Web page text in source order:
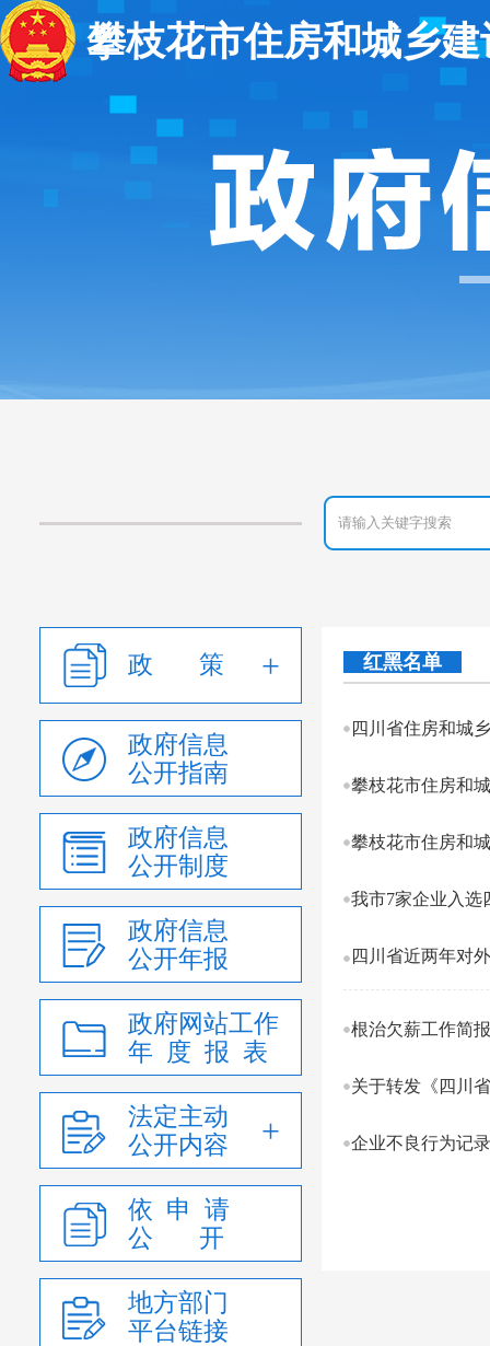
攀枝花市住房和城乡建
政 策
政府信息
公开指南
政府信息
公开制度
政府信息
公开年报
政府网站工作
年 度 报 表
法定主动
公开内容
依 申 请
公 开
地方部门
平台链接
红黑名单
四川省住房和城
攀枝花市住房和
攀枝花市住房和
我市7家企业入选
四川省近两年对
根治欠薪工作简
关于转发《四川
企业不良行为记